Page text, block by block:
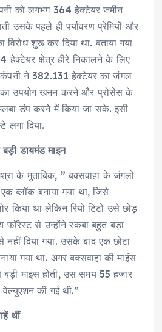
को लगभग 364 हेक्टेयर जमीन
उसके पहले ही पर्यावरण प्रेमियों और
शुरू कर दिया था. बताया गया
क्षेत्र हीरे निकालने के लिए
कंपनी ने 382.131 हेक्टेयर का जंगल
का उपयोग खनन करने और प्रोसेस के
डंप करने में किया जा सके. इसी
लगा दिया.
डायमंड माइन
के मुताबिक, ” बक्सवाहा के जंगलों
ब्लॉक बनाया गया था, जिसे
किया था लेकिन रियो टिंटो उसे छोड़
से उन्होंने रकबा बहुत बड़ा
नहीं दिया गया. उसके बाद एक छोटा
गया था. अगर बक्सवाहा की माइंस
माइंस होती, उस समय 55 हजार
की गई थी.”
थीं